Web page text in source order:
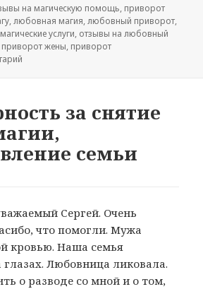
на магическую помощь, приворот
,любовная магия,любовный приворот,
магические услуги, отзывы на любовный
жены, приворот
за снятие
семьи
Сергей. Очень
что помогли. Мужа
кровью. Наша семья
Любовница ликовала.
о разводе со мной и о том,